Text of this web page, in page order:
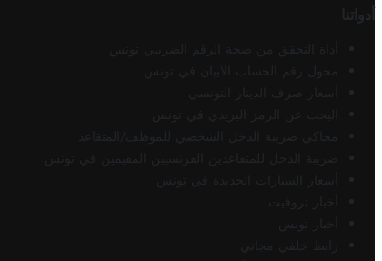
أدواتنا
أداة التحقق من صحة الرقم الضريبي تونس
محول رقم الحساب الآيبان في تونس
أسعار صرف الدينار التونسي
البحث عن الرمز البريدي في تونس
محاكي ضريبة الدخل الشخصي للموظف/المتقاعد
ضريبة الدخل للمتقاعدين الفرنسيين المقيمين في تونس
أسعار السيارات الجديدة في تونس
أخبار تروفيت
أخبار تونس
رابط خلفي مجاني